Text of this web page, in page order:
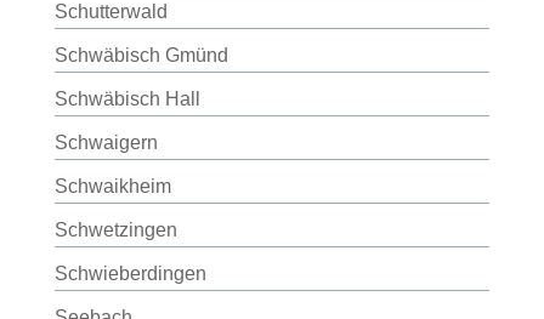
Schutterwald
Schwäbisch Gmünd
Schwäbisch Hall
Schwaigern
Schwaikheim
Schwetzingen
Schwieberdingen